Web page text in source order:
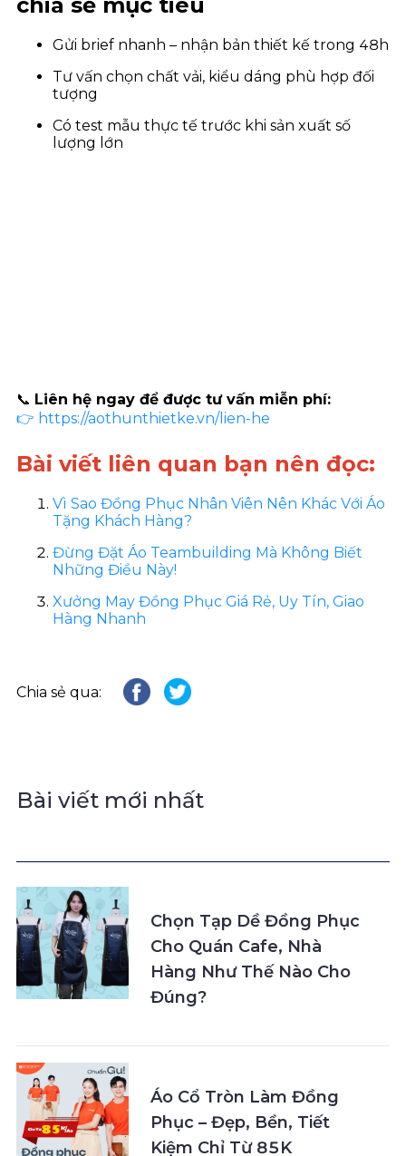
Bài viết mới nhất
Chọn Tạp Dề Đồng Phục
Cho Quán Cafe, Nhà
Hàng Như Thế Nào Cho
Đúng?
Áo Cổ Tròn Làm Đồng
Phục – Đẹp, Bền, Tiết
Kiệm Chỉ Từ 85K
Gửi brief nhanh – nhận bản thiết kế trong 48h
Tư vấn chọn chất vải, kiểu dáng phù hợp đối
tượng
Có test mẫu thực tế trước khi sản xuất số
lượng lớn
📞 Liên hệ ngay để được tư vấn miễn phí:
👉 https://aothunthietke.vn/lien-he
Bài viết liên quan bạn nên đọc:
Vì Sao Đồng Phục Nhân Viên Nên Khác Với Áo
Tặng Khách Hàng?
Đừng Đặt Áo Teambuilding Mà Không Biết
Những Điều Này!
Xưởng May Đồng Phục Giá Rẻ, Uy Tín, Giao
Hàng Nhanh
Chia sẻ qua: